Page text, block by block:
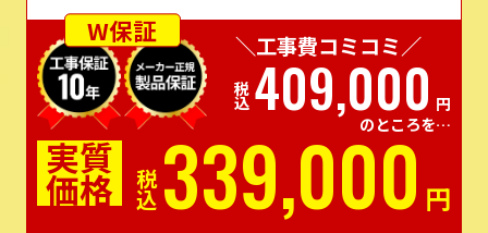
W保証
＼工事費コミコミ／
税込409,000 円
のところを…
実質
価格 税込339,000 円